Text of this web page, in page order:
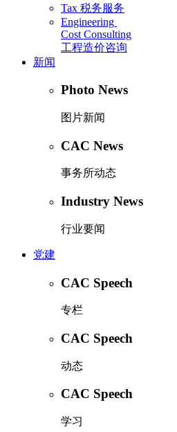
Tax 税务服务
Engineering
Cost Consulting
工程造价咨询
新闻
Photo News
图片新闻
CAC News
事务所动态
Industry News
行业要闻
党建
CAC Speech
专栏
CAC Speech
动态
CAC Speech
学习